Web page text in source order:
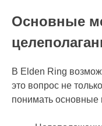
Основные
В Elden Ring
это вопрос не
понимать основные